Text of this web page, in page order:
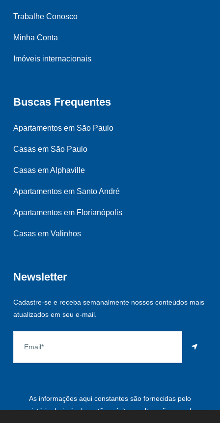
Trabalhe Conosco
Minha Conta
Imóveis internacionais
Buscas Frequentes
Apartamentos em São Paulo
Casas em São Paulo
Casas em Alphaville
Apartamentos em Santo André
Apartamentos em Florianópolis
Casas em Valinhos
Newsletter
Cadastre-se e receba semanalmente nossos conteúdos mais
atualizados em seu e-mail.
As informações aqui constantes são fornecidas pelo
proprietário do imóvel e estão sujeitas a alteração a qualquer